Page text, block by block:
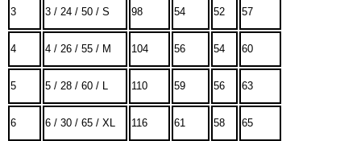
3 3 / 24 / 50 / S 98 54 52 57
4 4 / 26 / 55 / M 104 56 54 60
5 5 / 28 / 60 / L 110 59 56 63
6 6 / 30 / 65 / XL 116 61 58 65